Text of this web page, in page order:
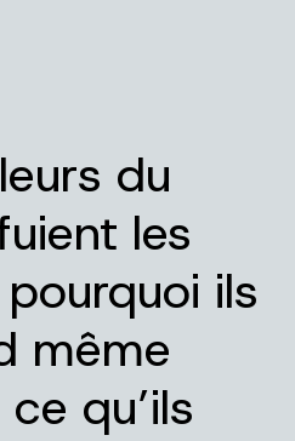
Email
du
les
ils
même
qu’ils